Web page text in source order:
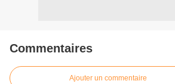
Commentaires
Ajouter un commentaire